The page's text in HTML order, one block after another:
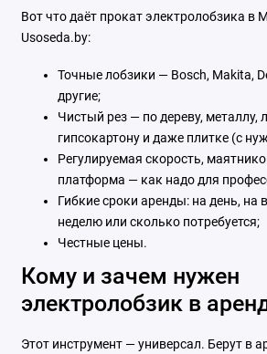
Вот что даёт прокат электролобзика в
Usoseda.by:
Точные лобзики — Bosch, Makita,
другие;
Чистый рез — по дереву, металлу,
гипсокартону и даже плитке (с
Регулируемая скорость,
платформа — как надо для
Гибкие сроки аренды: на день, на
неделю или сколько потребуется;
Честные цены.
Кому и зачем нужен
электролобзик в
Этот инструмент — универсал. Берут в